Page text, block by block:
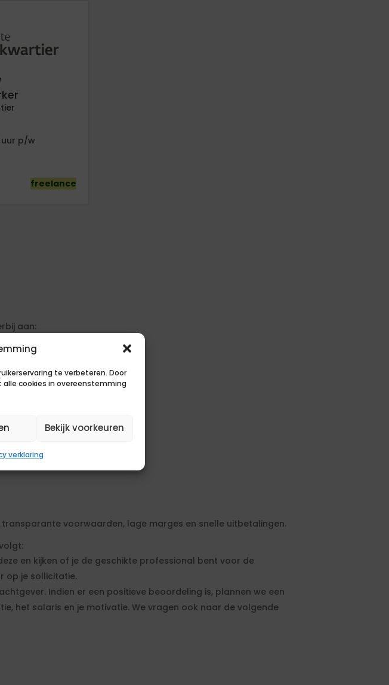
te verbeteren. Door
cookies in overeenstemming
Bekijk voorkeuren
verklaring
freelance
aan:
post, en archiveren
en btw-aangiftes
voorwaarden, lage marges en snelle uitbetalingen.
en kijken of je de geschikte professional bent voor de
op je sollicitatie.
Indien er een positieve beoordeling is, plannen we een
het salaris en je motivatie. We vragen ook naar de volgende